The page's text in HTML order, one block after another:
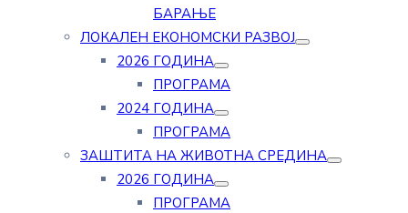
БАРАЊЕ
ЛОКАЛЕН ЕКОНОМСКИ РАЗВОЈ
2026 ГОДИНА
ПРОГРАМА
2024 ГОДИНА
ПРОГРАМА
ЗАШТИТА НА ЖИВОТНА СРЕДИНА
2026 ГОДИНА
ПРОГРАМА